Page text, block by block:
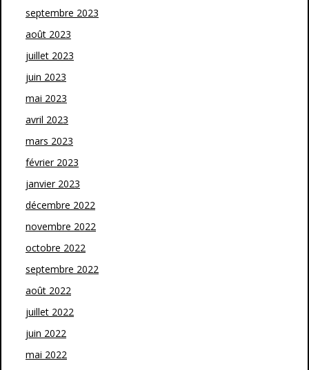
septembre 2023
août 2023
juillet 2023
juin 2023
mai 2023
avril 2023
mars 2023
février 2023
janvier 2023
décembre 2022
novembre 2022
octobre 2022
septembre 2022
août 2022
juillet 2022
juin 2022
mai 2022